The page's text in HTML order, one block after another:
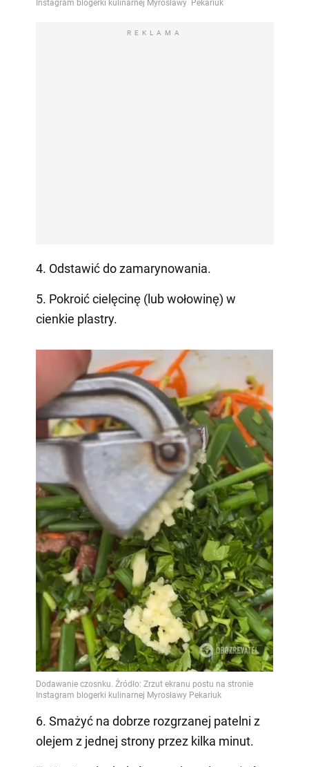
REKLAMA
4. Odstawić do zamarynowania.
5. Pokroić cielęcinę (lub wołowinę) w
cienkie plastry.
6. Smażyć na dobrze rozgrzanej patelni z
olejem z jednej strony przez kilka minut.